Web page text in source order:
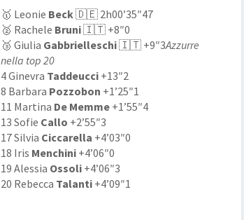
🥇 Leonie Beck🇩🇪 2h00’35″47
🥈 Rachele Bruni🇮🇹 +8″0
🥉 Giulia Gabbrielleschi🇮🇹 +9″3Azzurre
nella top 20
4 Ginevra Taddeucci+13″2
8 Barbara Pozzobon +1’25″1
11 Martina De Memme+1’55″4
13 Sofie Callo +2’55″3
17 Silvia Ciccarella +4’03″0
18 Iris Menchini+4’06″0
19 Alessia Ossoli+4’06″3
20 Rebecca Talanti+4’09″1